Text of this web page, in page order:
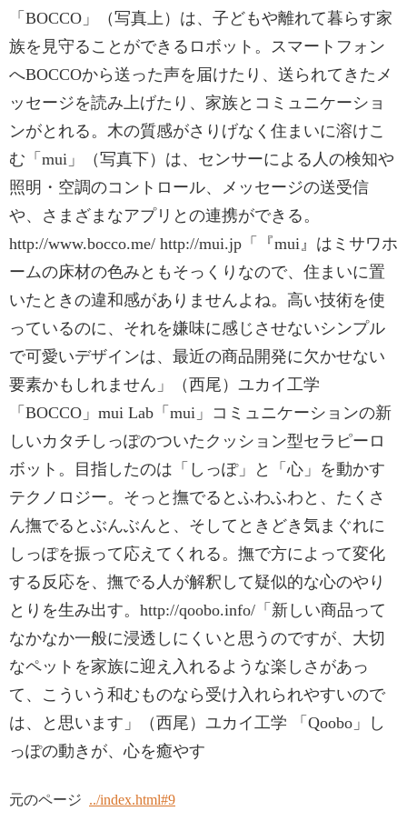
「BOCCO」（写真上）は、子どもや離れて暮らす家
族を見守ることができるロボット。スマートフォン
へBOCCOから送った声を届けたり、送られてきたメ
ッセージを読み上げたり、家族とコミュニケーショ
ンがとれる。木の質感がさりげなく住まいに溶けこ
む「mui」（写真下）は、センサーによる人の検知や
照明・空調のコントロール、メッセージの送受信
や、さまざまなアプリとの連携ができる。
http://www.bocco.me/ http://mui.jp「『mui』はミサワホ
ームの床材の色みともそっくりなので、住まいに置
いたときの違和感がありませんよね。高い技術を使
っているのに、それを嫌味に感じさせないシンプル
で可愛いデザインは、最近の商品開発に欠かせない
要素かもしれません」（西尾）ユカイ工学
「BOCCO」mui Lab「mui」コミュニケーションの新
しいカタチしっぽのついたクッション型セラピーロ
ボット。目指したのは「しっぽ」と「心」を動かす
テクノロジー。そっと撫でるとふわふわと、たくさ
ん撫でるとぶんぶんと、そしてときどき気まぐれに
しっぽを振って応えてくれる。撫で方によって変化
する反応を、撫でる人が解釈して疑似的な心のやり
とりを生み出す。http://qoobo.info/「新しい商品って
なかなか一般に浸透しにくいと思うのですが、大切
なペットを家族に迎え入れるような楽しさがあっ
て、こういう和むものなら受け入れられやすいので
は、と思います」（西尾）ユカイ工学 「Qoobo」し
っぽの動きが、心を癒やす
元のページ ../index.html#9